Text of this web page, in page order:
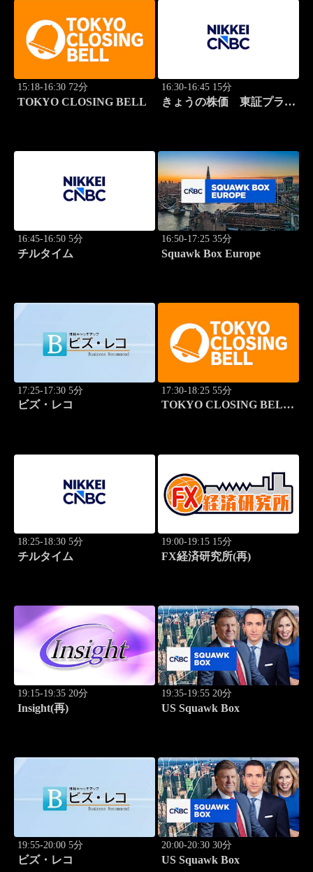
15:18-16:30 72分
TOKYO CLOSING BELL
16:30-16:45 15分
きょうの株価 東証プライ
16:45-16:50 5分
チルタイム
16:50-17:25 35分
Squawk Box Europe
17:25-17:30 5分
ビズ・レコ
17:30-18:25 55分
TOKYO CLOSING BELL
18:25-18:30 5分
チルタイム
19:00-19:15 15分
FX経済研究所(再)
19:15-19:35 20分
Insight(再)
19:35-19:55 20分
US Squawk Box
19:55-20:00 5分
ビズ・レコ
20:00-20:30 30分
US Squawk Box